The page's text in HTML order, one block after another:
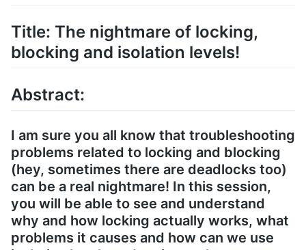
Title: The nightmare of locking,
blocking and isolation levels!
Abstract:
I am sure you all know that troubleshooting
problems related to locking and blocking
(hey, sometimes there are deadlocks too)
can be a real nightmare! In this session,
you will be able to see and understand
why and how locking actually works, what
problems it causes and how can we use